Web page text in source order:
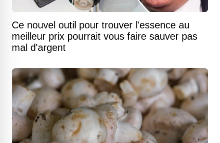
Ce nouvel outil pour trouver l'essence au
meilleur prix pourrait vous faire sauver pas
mal d'argent